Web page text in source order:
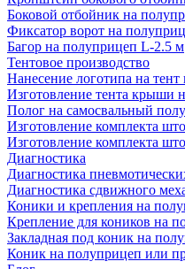
Боковой отбойник на
Фиксатор ворот на
Багор на полуприцеп L-2.5 м
Тентовое производство
Нанесение логотипа на
Изготовление тента крыши
Полог на самосвальный
Изготовление комплекта
Изготовление комплекта
Диагностика
Диагностика
Диагностика сдвижного
Коники и крепления на
Крепление для коников на
Закладная под коник на
Коник на полуприцеп или